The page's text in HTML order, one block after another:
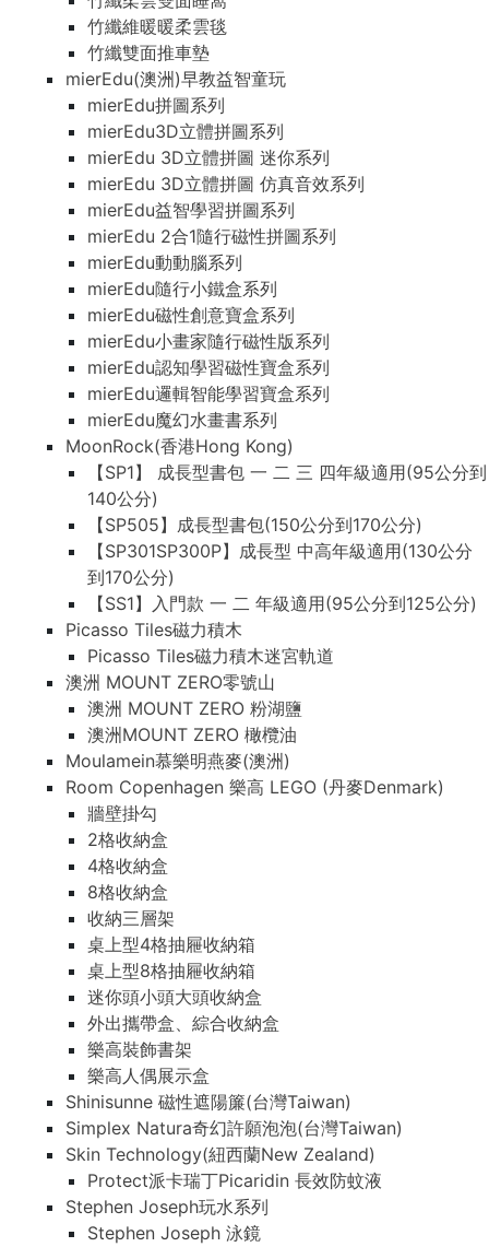
竹纖維暖暖柔雲毯
竹纖雙面推車墊
mierEdu(澳洲)早教益智童玩
mierEdu拼圖系列
mierEdu3D立體拼圖系列
mierEdu 3D立體拼圖 迷你系列
mierEdu 3D立體拼圖 仿真音效系列
mierEdu益智學習拼圖系列
mierEdu 2合1隨行磁性拼圖系列
mierEdu動動腦系列
mierEdu隨行小鐵盒系列
mierEdu磁性創意寶盒系列
mierEdu小畫家隨行磁性版系列
mierEdu認知學習磁性寶盒系列
mierEdu邏輯智能學習寶盒系列
mierEdu魔幻水畫書系列
MoonRock(香港Hong Kong)
【SP1】 成長型書包 一 二 三 四年級適用(95公分到
140公分)
【SP505】成長型書包(150公分到170公分)
【SP301SP300P】成長型 中高年級適用(130公分
到170公分)
【SS1】入門款 一 二 年級適用(95公分到125公分)
Picasso Tiles磁力積木
Picasso Tiles磁力積木迷宮軌道
澳洲 MOUNT ZERO零號山
澳洲 MOUNT ZERO 粉湖鹽
澳洲MOUNT ZERO 橄欖油
Moulamein慕樂明燕麥(澳洲)
Room Copenhagen 樂高 LEGO (丹麥Denmark)
牆壁掛勾
2格收納盒
4格收納盒
8格收納盒
收納三層架
桌上型4格抽屜收納箱
桌上型8格抽屜收納箱
迷你頭小頭大頭收納盒
外出攜帶盒、綜合收納盒
樂高裝飾書架
樂高人偶展示盒
Shinisunne 磁性遮陽簾(台灣Taiwan)
Simplex Natura奇幻許願泡泡(台灣Taiwan)
Skin Technology(紐西蘭New Zealand)
Protect派卡瑞丁Picaridin 長效防蚊液
Stephen Joseph玩水系列
Stephen Joseph 泳鏡